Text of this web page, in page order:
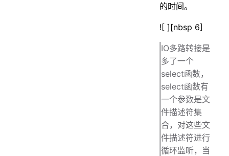
的时间。
![ ][nbsp 6]
IO多路转接是
多了一个
select函数，
select函数有
一个参数是文
件描述符集
合，对这些文
件描述符进行
循环监听，当